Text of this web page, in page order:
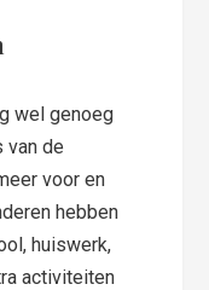
wel genoeg
van de
voor en
hebben
huiswerk,
activiteiten